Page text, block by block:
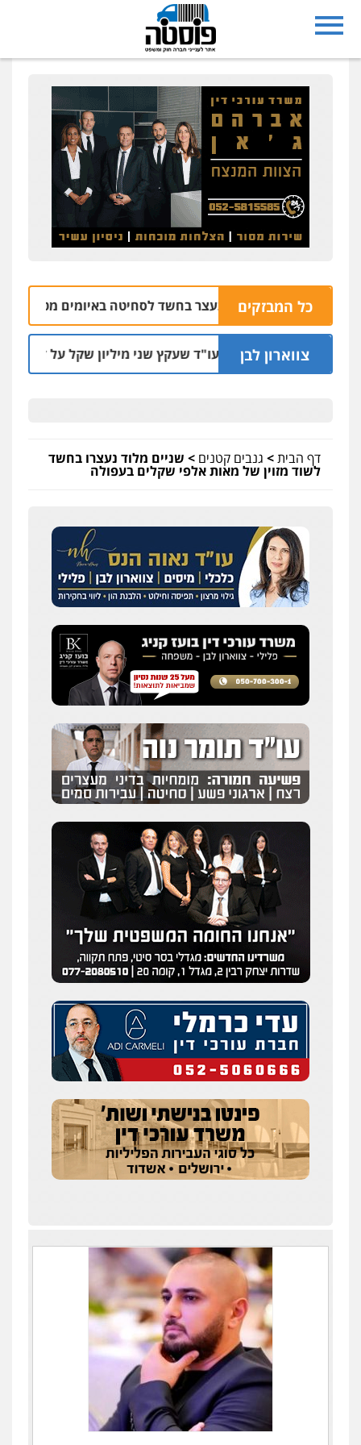
כל המבזקים
נצרת: בן 28 נעצר בחשד לסחיטה באיומים מטלפון שאינו שלו
צווארון לבן
מאסר בפועל לעו"ד שעקץ שני מיליון שקל על דירה השייכת
דף הבית> גנבים קטנים > שניים מלוד נעצרו בחשד
לשוד מזוין של מאות אלפי שקלים בעפולה
עדי כרמלי – חברת עו"ד
פלילי כלכלי עורכי דין לענייני אסירים
0525060666
גיא זהבי משרד עורכי דין
פלילי משפחה
503456449
עו"ד איהאב ג'לג'ולי
פלילי מעצרים וחקירות עורכי דין לענייני
אסירים
0505216700
אייל בן שושן, עורך דין פלילי
פלילי מעצרים וחקירות פשיעה חמורה
נוער רישום פלילי
0522763105
עו"ד שלומי שרון
פלילי צבאי מעצרים וחקירות
0547342002
עו"ד אלון קריטי
פלילי כלכלי אלימות סמים מעצרים
0525544654
עו"ד זוהר ארבל
פלילי פשיעה חמורה מעצרים וחקירות
קטינים
0538788878
0544218336
משרד עורכי דין חן ברוך
פלילי דיני תעבורה מעצרים וחקירות
0505078733
עו"ד קארין לגטיוי
פלילי פשיעה חמורה מעצרים וחקירות